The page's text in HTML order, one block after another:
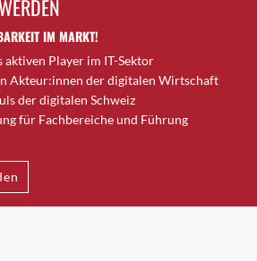
IM MARKT!
aktiven Player im IT-Sektor
Akteur:innen der digitalen Wirtschaft
der digitalen Schweiz
für Fachbereiche und Führung